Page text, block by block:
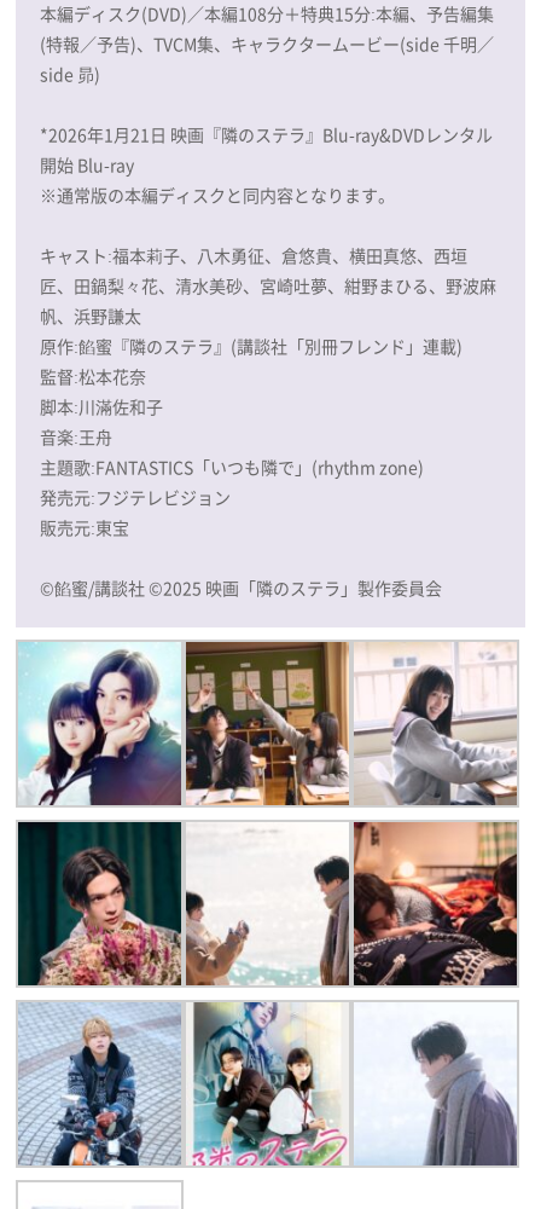
本編ディスク(DVD)／本編108分＋特典15分:本編、予告編集
(特報／予告)、TVCM集、キャラクタームービー(side 千明／
side 昴)
*2026年1月21日 映画『隣のステラ』Blu-ray&DVDレンタル
開始 Blu-ray
※通常版の本編ディスクと同内容となります。
キャスト:福本莉子、八木勇征、倉悠貴、横田真悠、西垣
匠、田鍋梨々花、清水美砂、宮崎吐夢、紺野まひる、野波麻
帆、浜野謙太
原作:餡蜜『隣のステラ』(講談社「別冊フレンド」連載)
監督:松本花奈
脚本:川滿佐和子
音楽:王舟
主題歌:FANTASTICS「いつも隣で」(rhythm zone)
発売元:フジテレビジョン
販売元:東宝
©餡蜜/講談社 ©2025 映画「隣のステラ」製作委員会